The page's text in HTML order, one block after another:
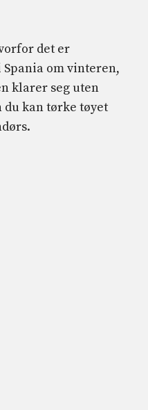
det er
om vinteren,
klarer seg uten
kan tørke tøyet